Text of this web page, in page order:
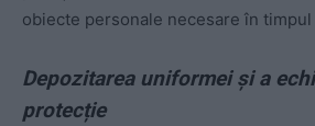
obiecte personale necesare în
Depozitarea uniformei și a
protecție